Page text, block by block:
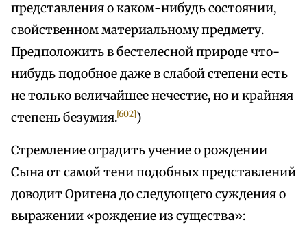
представления о каком-нибудь состоянии,
свойственном материальному предмету.
Предположить в бестелесной природе что-
нибудь подобное даже в слабой степени есть
не только величайшее нечестие, но и крайняя
степень безумия.[602])
Стремление оградить учение о рождении
Сына от самой тени подобных представлений
доводит Оригена до следующего суждения о
выражении «рождение из существа»: